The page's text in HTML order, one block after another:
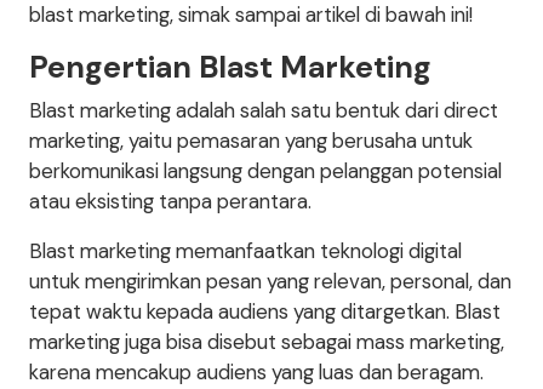
blast marketing, simak sampai artikel di bawah ini!
Pengertian Blast Marketing
Blast marketing adalah salah satu bentuk dari direct
marketing, yaitu pemasaran yang berusaha untuk
berkomunikasi langsung dengan pelanggan potensial
atau eksisting tanpa perantara.
Blast marketing memanfaatkan teknologi digital
untuk mengirimkan pesan yang relevan, personal, dan
tepat waktu kepada audiens yang ditargetkan. Blast
marketing juga bisa disebut sebagai mass marketing,
karena mencakup audiens yang luas dan beragam.